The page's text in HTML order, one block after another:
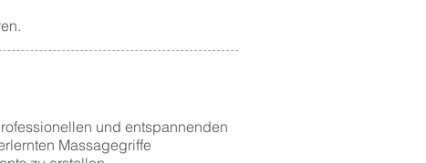
und entspannenden
Massagegriffe